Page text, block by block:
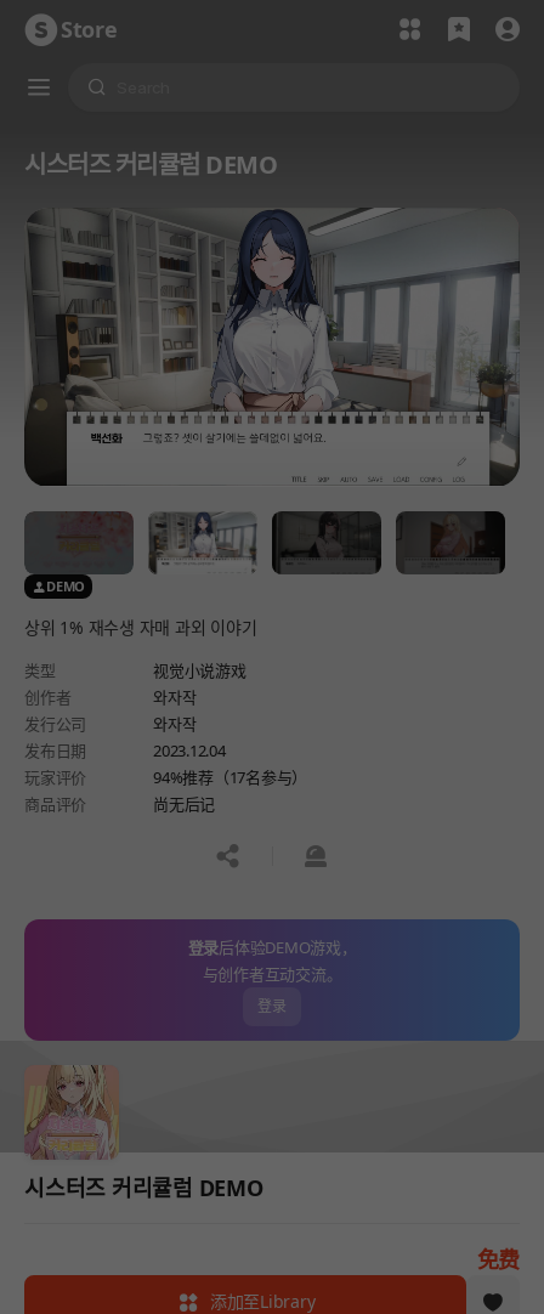
Store
시스터즈 커리큘럼 DEMO
DEMO
상위 1% 재수생 자매 과외 이야기
类型
视觉小说游戏
创作者
와자작
发行公司
와자작
发布日期
2023.12.04
玩家评价
94%推荐（17名参与）
商品评价
尚无后记
공유하기신고하기
登录后体验DEMO游戏，
与创作者互动交流。
登录
시스터즈 커리큘럼 DEMO
免费
添加至Library